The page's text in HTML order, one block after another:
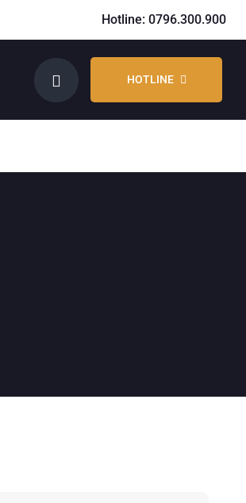
Hotline: 0796.300.900
HOTLINE